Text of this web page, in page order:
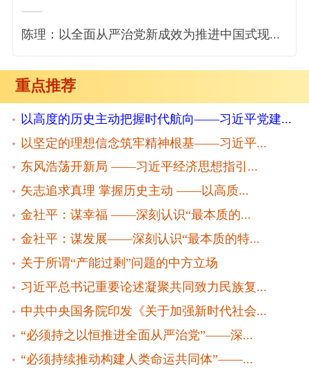
陈理：以全面从严治党新成效为推进中国式现...
重点推荐
以高度的历史主动把握时代航向——习近平党建...
以坚定的理想信念筑牢精神根基——习近平...
东风浩荡开新局 ——习近平经济思想指引...
矢志追求真理 掌握历史主动 ——以高质...
金社平：谋幸福 ——深刻认识“最本质的...
金社平：谋发展——深刻认识“最本质的特...
关于所谓“产能过剩”问题的中方立场
习近平总书记重要论述凝聚共同致力民族复...
中共中央国务院印发《关于加强新时代社会...
“必须持之以恒推进全面从严治党”——深...
“必须持续推动构建人类命运共同体”——...